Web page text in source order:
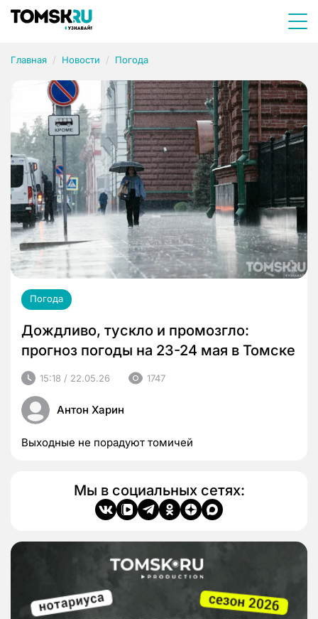
Главная Новости Погода
Погода
Дождливо, тускло и промозгло:
прогноз погоды на 23-24 мая в Томске
15:18 / 22.05.26 1747
Антон Харин
Выходные не порадуют томичей
Мы в социальных сетях: